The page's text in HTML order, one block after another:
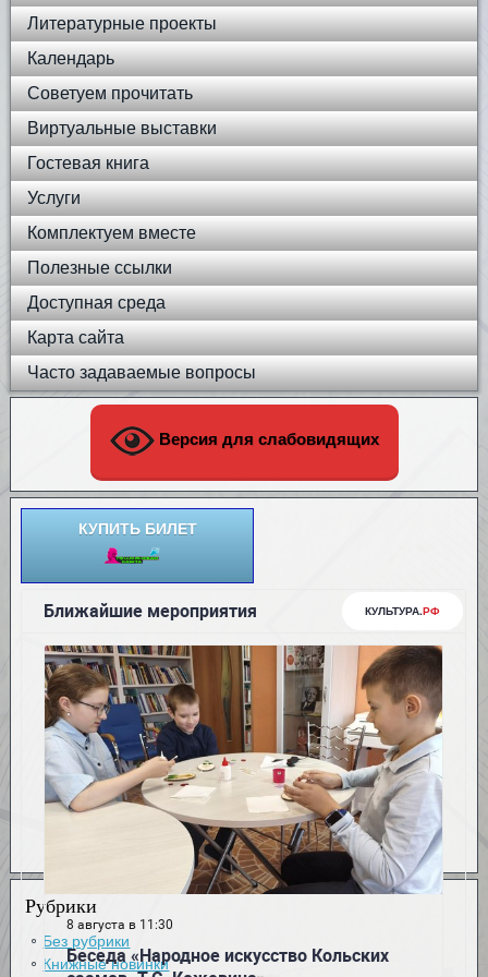
Литературные проекты
Календарь
Советуем прочитать
Виртуальные выставки
Гостевая книга
Услуги
Комплектуем вместе
Полезные ссылки
Доступная среда
Карта сайта
Часто задаваемые вопросы
Версия для слабовидящих
КУПИТЬ БИЛЕТ
Рубрики
Без рубрики
Книжные новинки